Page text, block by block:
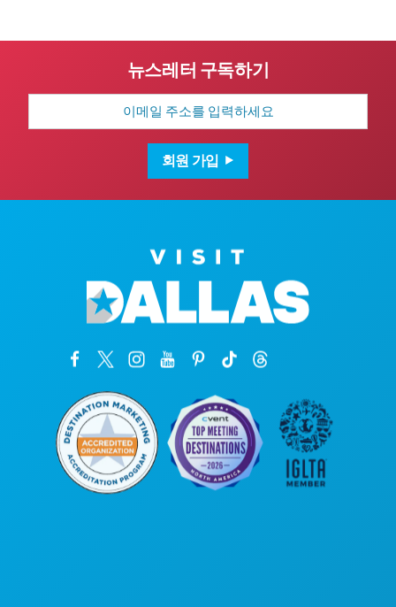
뉴스레터 구독하기
이
일
회원 가입